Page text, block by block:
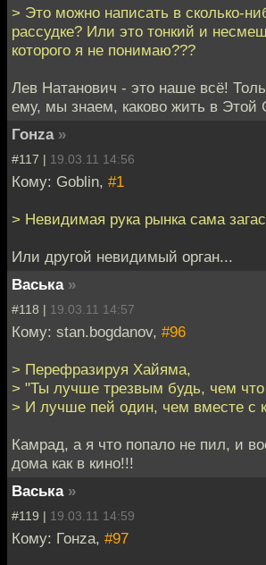
> Это можно написать в сколько-
рассудке? Или это тонкий и
которого я не понимаю???
Лев Натанович - это наше всё!
ему, мы знаем, каково жить в Этой
Гонzа »
#117 | 19.03.11 14:56
Кому: Goblin, #1
> Невидимая рука рынка сама
Или другой невидимый орган...
Васька »
#118 | 19.03.11 14:57
Кому: stan.bogdanov, #96
> Перефразируя Хайяма,
> "Ты лучше трезвым будь, чем что
> И лучше пей один, чем вместе с
Камрад, а я что попало не пил, и
дома как в кино!!!
Васька »
#119 | 19.03.11 14:59
Кому: Гонzа, #97